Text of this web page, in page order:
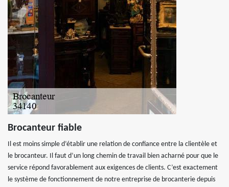
Brocanteur fiable
Il est moins simple d’établir une relation de confiance entre la clientèle et
le brocanteur. Il faut d’un long chemin de travail bien acharné pour que le
service répond favorablement aux exigences de clients. C’est exactement
le système de fonctionnement de notre entreprise de brocanterie depuis